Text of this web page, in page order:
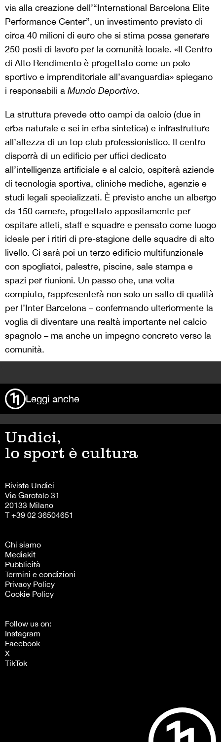
via alla creazione dell’“International Barcelona Elite
Performance Center”, un investimento previsto di
circa 40 milioni di euro che si stima possa generare
250 posti di lavoro per la comunità locale. «Il Centro
di Alto Rendimento è progettato come un polo
sportivo e imprenditoriale all’avanguardia» spiegano
i responsabili a Mundo Deportivo.
La struttura prevede otto campi da calcio (due in
erba naturale e sei in erba sintetica) e infrastrutture
all’altezza di un top club professionistico. Il centro
disporrà di un edificio per uffici dedicato
all’intelligenza artificiale e al calcio, ospiterà aziende
di tecnologia sportiva, cliniche mediche, agenzie e
studi legali specializzati. È previsto anche un albergo
da 150 camere, progettato appositamente per
ospitare atleti, staff e squadre e pensato come luogo
ideale per i ritiri di pre-stagione delle squadre di alto
livello. Ci sarà poi un terzo edificio multifunzionale
con spogliatoi, palestre, piscine, sale stampa e
spazi per riunioni. Un passo che, una volta
compiuto, rappresenterà non solo un salto di qualità
per l’Inter Barcelona – confermando ulteriormente la
voglia di diventare una realtà importante nel calcio
spagnolo – ma anche un impegno concreto verso la
comunità.
Leggi anche
Undici,
lo sport è cultura
Rivista Undici
Via Garofalo 31
20133 Milano
T +39 02 36504651
Chi siamo
Mediakit
Pubblicità
Termini e condizioni
Privacy Policy
Cookie Policy
Follow us on:
Instagram
Facebook
X
TikTok